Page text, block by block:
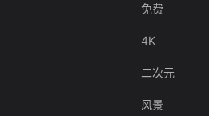
免费
4K
二次元
风景